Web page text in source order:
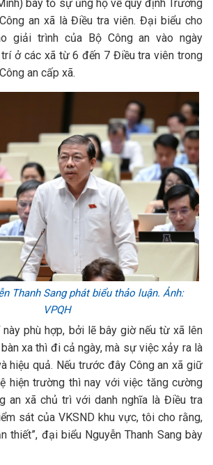
bày tỏ sự ủng hộ về quy định Trưởng
an xã là Điều tra viên. Đại biểu cho
giải trình của Bộ Công an vào ngày
ở các xã từ 6 đến 7 Điều tra viên trong
an cấp xã.
Thanh Sang phát biểu thảo luận. Ảnh:
VPQH
phù hợp, bởi lẽ bây giờ nếu từ xã lên
xa thì đi cả ngày, mà sự việc xảy ra là
hiệu quả. Nếu trước đây Công an xã giữ
hiện trường thì nay với việc tăng cường
an xã chủ trì với danh nghĩa là Điều tra
sát của VKSND khu vực, tôi cho rằng,
thiết”, đại biểu Nguyễn Thanh Sang bày